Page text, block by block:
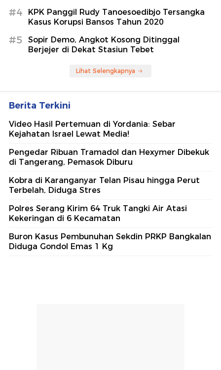
#4
KPK Panggil Rudy Tanoesoedibjo Tersangka
Kasus Korupsi Bansos Tahun 2020
#5
Sopir Demo, Angkot Kosong Ditinggal
Berjejer di Dekat Stasiun Tebet
Lihat Selengkapnya
Berita Terkini
Video Hasil Pertemuan di Yordania: Sebar
Kejahatan Israel Lewat Media!
Pengedar Ribuan Tramadol dan Hexymer Dibekuk
di Tangerang, Pemasok Diburu
Kobra di Karanganyar Telan Pisau hingga Perut
Terbelah, Diduga Stres
Polres Serang Kirim 64 Truk Tangki Air Atasi
Kekeringan di 6 Kecamatan
Buron Kasus Pembunuhan Sekdin PRKP Bangkalan
Diduga Gondol Emas 1 Kg